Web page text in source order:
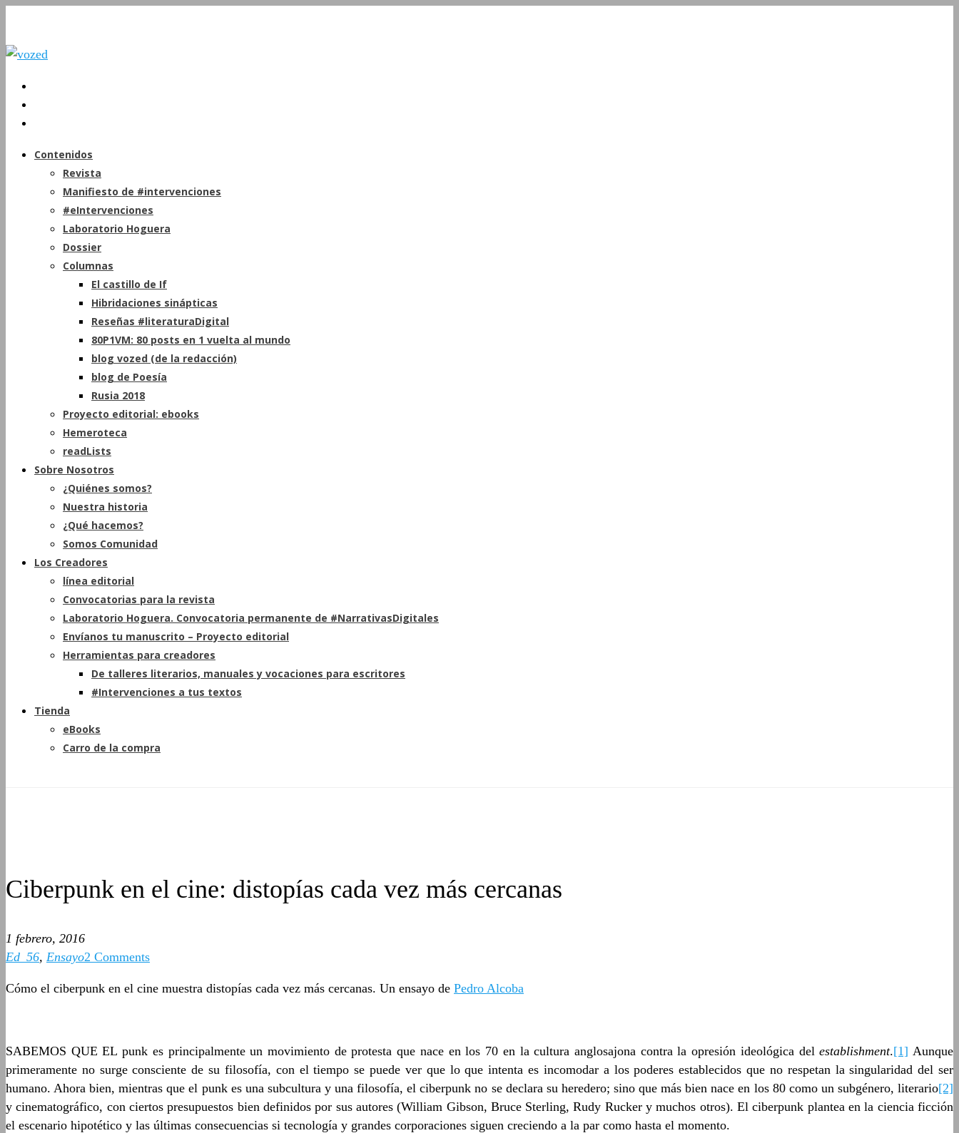
Contenidos
Revista
Manifiesto de #intervenciones
#eIntervenciones
Laboratorio Hoguera
Dossier
Columnas
El castillo de If
Hibridaciones sinápticas
Reseñas #literaturaDigital
80P1VM: 80 posts en 1 vuelta al mundo
blog vozed (de la redacción)
blog de Poesía
Rusia 2018
Proyecto editorial: ebooks
Hemeroteca
readLists
Sobre Nosotros
¿Quiénes somos?
Nuestra historia
¿Qué hacemos?
Somos Comunidad
Los Creadores
línea editorial
Convocatorias para la revista
Laboratorio Hoguera. Convocatoria permanente de #NarrativasDigitales
Envíanos tu manuscrito – Proyecto editorial
Herramientas para creadores
De talleres literarios, manuales y vocaciones para escritores
#Intervenciones a tus textos
Tienda
eBooks
Carro de la compra
Ciberpunk en el cine: distopías cada vez más cercanas
1 febrero, 2016
Ed_56, Ensayo2 Comments
Cómo el ciberpunk en el cine muestra distopías cada vez más cercanas. Un ensayo de Pedro Alcoba
SABEMOS QUE EL punk es principalmente un movimiento de protesta que nace en los 70 en la cultura anglosajona contra la opresión ideológica delestablishment.[1] Aunque
primeramente no surge consciente de su filosofía, con el tiempo se puede ver que lo que intenta es incomodar a los poderes establecidos que no respetan la singularidad del ser
humano. Ahora bien, mientras que el punk es una subcultura y una filosofía, el ciberpunk no se declara su heredero; sino que más bien nace en los 80 como un subgénero, literario[2]
y cinematográfico, con ciertos presupuestos bien definidos por sus autores (William Gibson, Bruce Sterling, Rudy Rucker y muchos otros). El ciberpunk plantea en la ciencia ficción
el escenario hipotético y las últimas consecuencias si tecnología y grandes corporaciones siguen creciendo a la par como hasta el momento.